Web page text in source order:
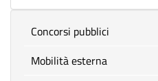
Concorsi pubblici
Mobilità esterna